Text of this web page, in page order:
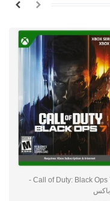
بازی Call of Duty: Black Ops 7 -